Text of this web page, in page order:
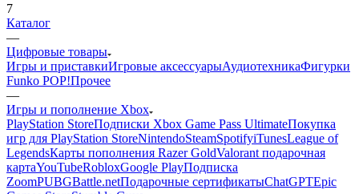
7
Каталог
—
Цифровые товары
Игры и приставкиИгровые аксессуарыАудиотехникаФигурки
Funko POP!Прочее
—
Игры и пополнение Xbox
PlayStation StoreПодписки Xbox Game Pass UltimateПокупка
игр для PlayStation StoreNintendoSteamSpotifyiTunesLeague of
LegendsКарты пополнения Razer GoldValorant подарочная
картаYouTubeRobloxGoogle PlayПодписка
ZoomPUBGBattle.netПодарочные сертификатыChatGPTEpic